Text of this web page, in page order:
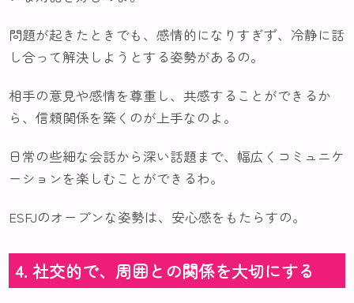
問題が起きたときでも、感情的になりすぎず、冷静に話
し合って解決しようとする姿勢があるの。
相手の意見や感情を尊重し、共感することができるか
ら、信頼関係を築くのが上手なのよ。
日常の些細な会話から深い話題まで、幅広くコミュニケ
ーションを楽しむことができるわ。
ESFJのオープンな姿勢は、安心感をもたらすの。
4. 社交的で、周囲との関係を大切にする